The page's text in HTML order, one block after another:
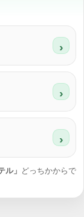
›
›
›
ル」
どっちかからで